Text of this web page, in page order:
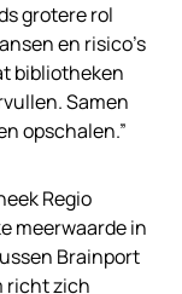
grotere rol
en risico’s
bibliotheken
Samen
opschalen.”
Regio
meerwaarde in
Brainport
richt zich